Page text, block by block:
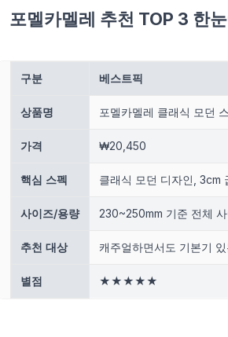
포멜카멜레 추천 TOP 3 한
구분 베스트픽
상품명 포멜카멜레 클래식 모던
가격 ₩20,450
핵심 스펙 클래식 모던 디자인, 3cm
사이즈/용량 230~250mm 기준 전체
추천 대상 캐주얼하면서도 기본기
별점 ★★★★★